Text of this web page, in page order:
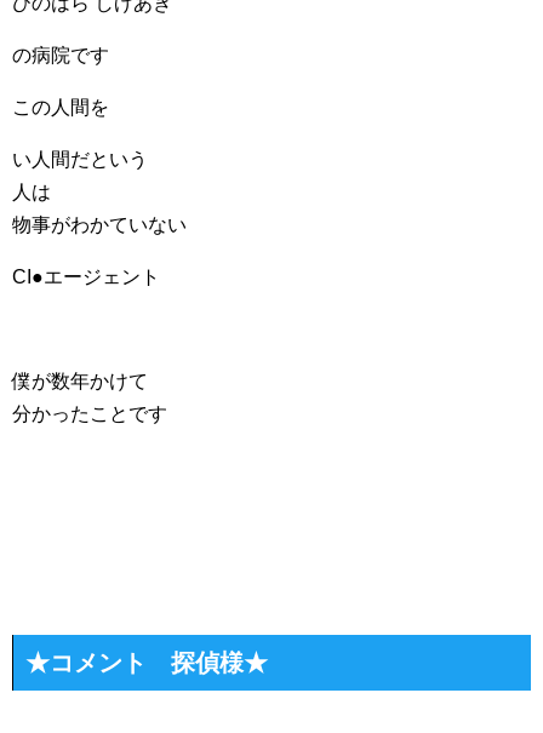
の病院です
この人間を
い人間だという
人は
物事がわかていない
CI●エージェント
僕が数年かけて
分かったことです
★コメント 探偵様★